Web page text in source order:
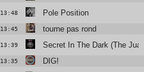
13:48 Pole Position
13:45 tourne pas rond
13:39 Secret In The Dark (The
13:35 DIG!